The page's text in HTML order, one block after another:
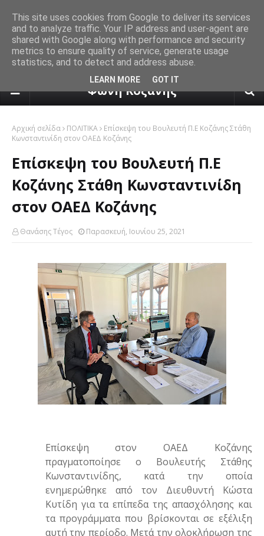
πρόγνωση καιρού από το
Φωνή Κοζάνης
Αρχική σελίδα ΠΟΛΙΤΙΚΑ
Επίσκεψη του Βουλευτή Π.Ε Κοζάνης Στάθη
Κωνσταντινίδη στον ΟΑΕΔ Κοζάνης
Επίσκεψη του Βουλευτή Π.Ε
Κοζάνης Στάθη Κωνσταντινίδη
στον ΟΑΕΔ Κοζάνης
Θανάσης Τέγος Παρασκευή, Ιουνίου 25, 2021
Επίσκεψη στον ΟΑΕΔ Κοζάνης
πραγματοποίησε ο Βουλευτής Στάθης
Κωνσταντινίδης, κατά την οποία
ενημερώθηκε από τον Διευθυντή Κώστα
Κυτίδη για τα επίπεδα της απασχόλησης και
τα προγράμματα που βρίσκονται σε εξέλιξη
αυτή την περίοδο. Μετά την ολοκλήρωση της
This site uses cookies from Google to deliver its services
and to analyze traffic. Your IP address and user-agent are
shared with Google along with performance and security
metrics to ensure quality of service, generate usage
statistics, and to detect and address abuse.
LEARN MORE GOT IT